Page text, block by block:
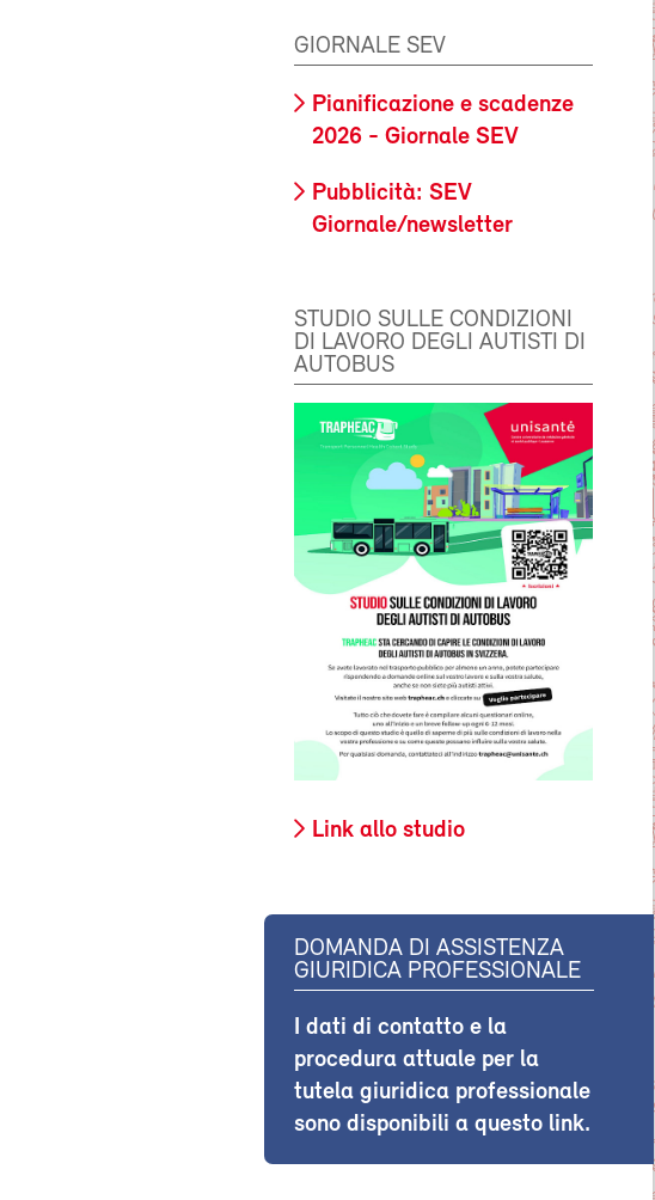
GIORNALE SEV
Pianificazione e scadenze
2026 - Giornale SEV
Pubblicità: SEV
Giornale/newsletter
STUDIO SULLE CONDIZIONI
DI LAVORO DEGLI AUTISTI DI
AUTOBUS
Link allo studio
DOMANDA DI ASSISTENZA
GIURIDICA PROFESSIONALE
I dati di contatto e la
procedura attuale per la
tutela giuridica professionale
sono disponibili a questo link.